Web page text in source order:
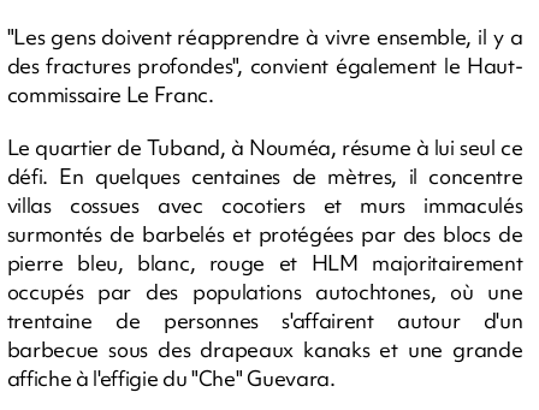
"Les gens doivent réapprendre à vivre ensemble, il y a
des fractures profondes", convient également le Haut-
commissaire Le Franc.
Le quartier de Tuband, à Nouméa, résume à lui seul ce
défi. En quelques centaines de mètres, il concentre
villas cossues avec cocotiers et murs immaculés
surmontés de barbelés et protégées par des blocs de
pierre bleu, blanc, rouge et HLM majoritairement
occupés par des populations autochtones, où une
trentaine de personnes s'affairent autour d'un
barbecue sous des drapeaux kanaks et une grande
affiche à l'effigie du "Che" Guevara.